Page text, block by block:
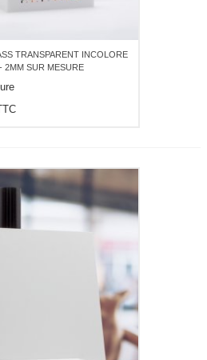
TRANSPARENT INCOLORE
2MM SUR MESURE